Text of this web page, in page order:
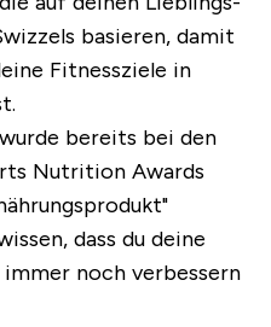
basieren, damit
Fitnessziele in
bereits bei den
Nutrition Awards
dass du deine
noch verbessern